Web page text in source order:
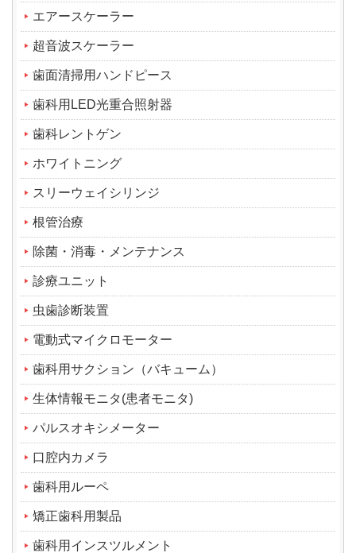
エアースケーラー
超音波スケーラー
歯面清掃用ハンドピース
歯科用LED光重合照射器
歯科レントゲン
ホワイトニング
スリーウェイシリンジ
根管治療
除菌・消毒・メンテナンス
診療ユニット
虫歯診断装置
電動式マイクロモーター
歯科用サクション（バキューム）
生体情報モニタ(患者モニタ)
パルスオキシメーター
口腔内カメラ
歯科用ルーペ
矯正歯科用製品
歯科用インスツルメント